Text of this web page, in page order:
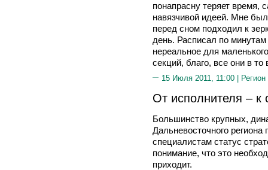
понапрасну теряет время,
навязчивой идеей. Мне
перед сном подходил к
день. Расписал по
нереальное для
секций, благо, все они в
15 Июля 2011, 11:00 | Регион
От исполнителя – к
Большинство крупных,
Дальневосточного
специалистам статус
понимание, что это
приходит.